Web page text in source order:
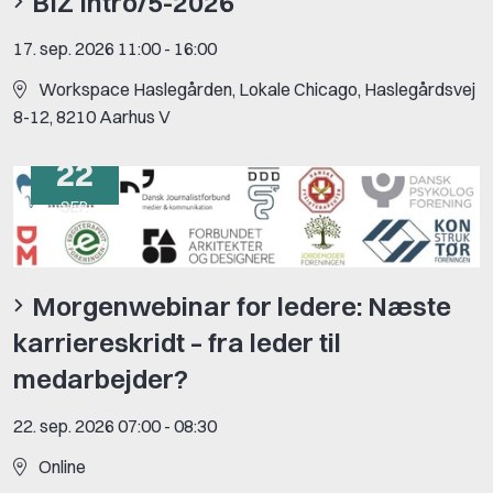
17. sep. 2026 11:00 - 16:00
Workspace Haslegården, Lokale Chicago, Haslegårdsvej
8-12, 8210 Aarhus V
22
SEP.
Morgenwebinar for ledere: Næste
karriereskridt – fra leder til
medarbejder?
22. sep. 2026 07:00 - 08:30
Online